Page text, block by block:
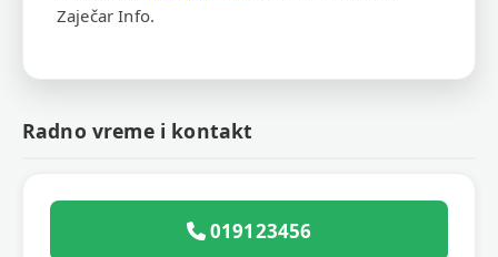
Zaječar Info.
Radno vreme i kontakt
019123456